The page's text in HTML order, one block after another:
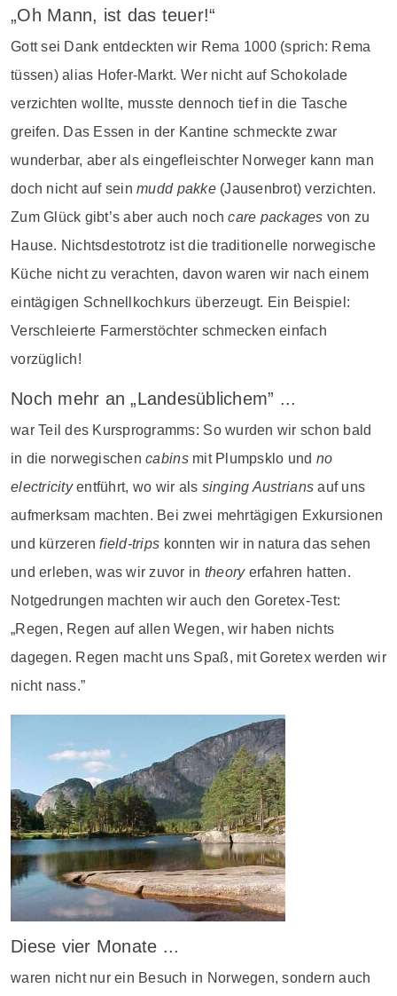
„Oh Mann, ist das teuer!“
Gott sei Dank entdeckten wir Rema 1000 (sprich: Rema
tüssen) alias Hofer-Markt. Wer nicht auf Schokolade
verzichten wollte, musste dennoch tief in die Tasche
greifen. Das Essen in der Kantine schmeckte zwar
wunderbar, aber als eingefleischter Norweger kann man
doch nicht auf seinmudd pakke(Jausenbrot) verzichten.
Zum Glück gibt’s aber auch nochcare packages von zu
Hause. Nichtsdestotrotz ist die traditionelle norwegische
Küche nicht zu verachten, davon waren wir nach einem
eintägigen Schnellkochkurs überzeugt. Ein Beispiel:
Verschleierte Farmerstöchter schmecken einfach
vorzüglich!
Noch mehr an „Landesüblichem” ...
war Teil des Kursprogramms: So wurden wir schon bald
in die norwegischencabinsmit Plumpsklo und no
electricityentführt, wo wir als singing Austrians auf uns
aufmerksam machten. Bei zwei mehrtägigen Exkursionen
und kürzerenfield-trips konnten wir in natura das sehen
und erleben, was wir zuvor in theoryerfahren hatten.
Notgedrungen machten wir auch den Goretex-Test:
„Regen, Regen auf allen Wegen, wir haben nichts
dagegen. Regen macht uns Spaß, mit Goretex werden wir
nicht nass.”
Diese vier Monate ...
waren nicht nur ein Besuch in Norwegen, sondern auch